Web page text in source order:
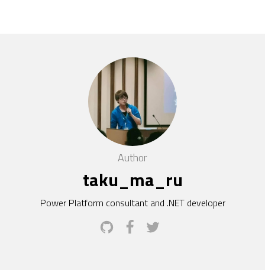
Author
taku_ma_ru
Power Platform consultant and .NET developer